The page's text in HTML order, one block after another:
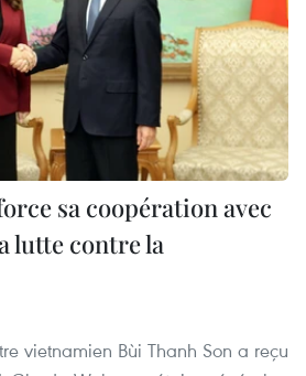
sa coopération avec
lutte contre la
vietnamien Bùi Thanh Son a reçu